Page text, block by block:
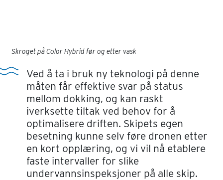
Skroget på Color Hybrid før og etter vask
Ved å ta i bruk ny teknologi på denne
måten får effektive svar på status
mellom dokking, og kan raskt
iverksette tiltak ved behov for å
optimalisere driften. Skipets egen
besetning kunne selv føre dronen etter
en kort opplæring, og vi vil nå etablere
faste intervaller for slike
undervannsinspeksjoner på alle skip.